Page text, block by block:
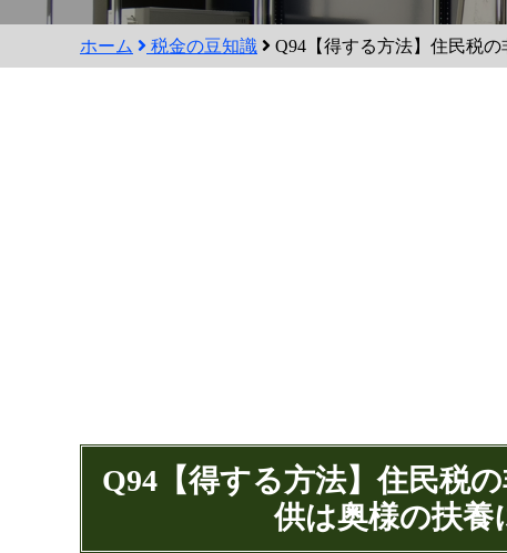
ホーム 税金の豆知識 Q94【得する方法】住民税
Q94【得する方法】住民税
供は奥様の扶養